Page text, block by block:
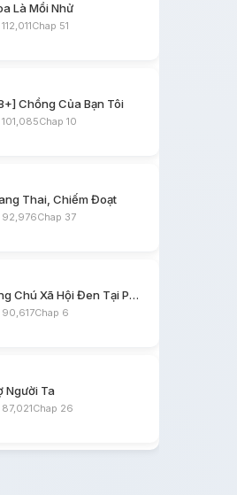
Là Mồi Nhử
112,011Chap 51
Chồng Của Bạn Tôi
101,085Chap 10
Thai, Chiếm Đoạt
92,976Chap 37
Ông Chú Xã Hội Đen Tại Phòng Trọ
90,617Chap 6
Người Ta
87,021Chap 26